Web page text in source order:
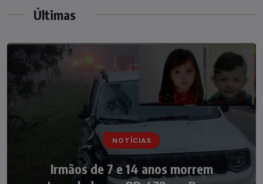
Últimas
NOTÍCIAS
Irmãos de 7 e 14 anos morrem
NOTÍCIAS